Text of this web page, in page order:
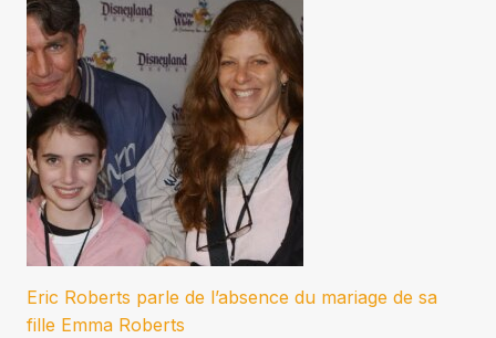
Eric Roberts parle de l’absence du mariage de sa
fille Emma Roberts